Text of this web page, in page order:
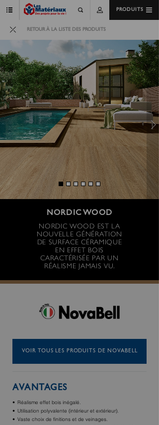
PRODUITS
RETOUR À LA LISTE DES PRODUITS
NORDIC WOOD
NORDIC WOOD EST LA
NOUVELLE GÉNÉRATION
DE SURFACE CÉRAMIQUE
EN EFFET BOIS
CARACTÉRISÉE PAR UN
RÉALISME JAMAIS VU.
VOIR TOUS LES PRODUITS DE NOVABELL
AVANTAGES
Réalisme effet bois inégalé.
Utilisation polyvalente (intérieur et extérieur).
Vaste choix de finitions et de veinages.